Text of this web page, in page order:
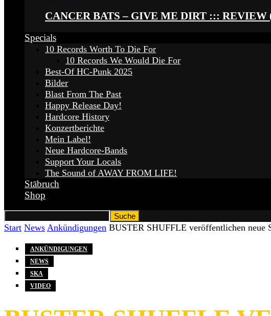
CANCER BATS – GIVE ME DIRT ::: REVIEW
Specials
10 Records Worth To Die For
10 Records We Would Die For
Best-Of HC-Punk 2025
Bilder
Blast From The Past
Happy Release Day!
Hardcore History
Konzertberichte
Mein Label!
Neue Hardcore-Bands
Support Your Locals
The Sound of AWAY FROM LIFE!
Stäbruch
Shop
Start News Ankündigungen BUSTER SHUFFLE veröffentlichen neue
ANKÜNDIGUNGEN
NEWS
SKA
VIDEO